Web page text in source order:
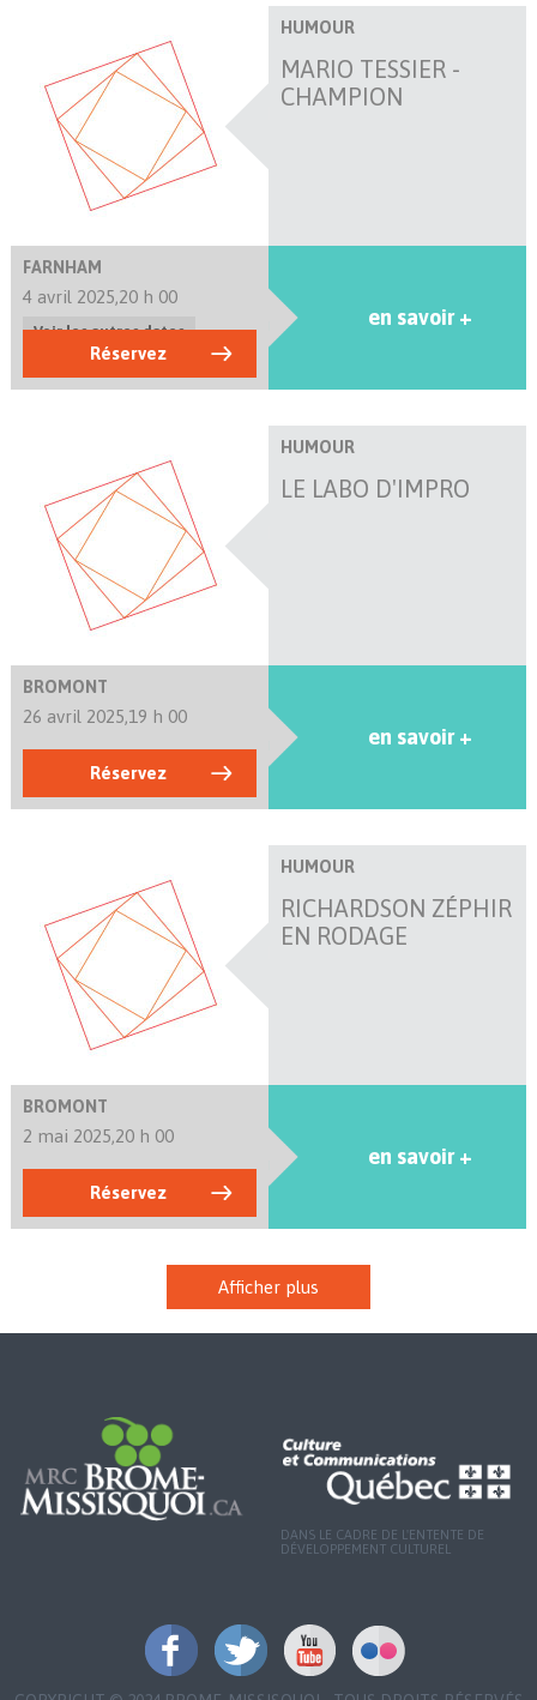
HUMOUR
MARIO TESSIER -
CHAMPION
FARNHAM
4 avril 2025,20 h 00
Voir les autres dates
Réservez
en savoir +
HUMOUR
LE LABO D'IMPRO
BROMONT
26 avril 2025,19 h 00
Réservez
en savoir +
HUMOUR
RICHARDSON ZÉPHIR
EN RODAGE
BROMONT
2 mai 2025,20 h 00
Réservez
en savoir +
Afficher plus
DANS LE CADRE DE L'ENTENTE DE
DÉVELOPPEMENT CULTUREL